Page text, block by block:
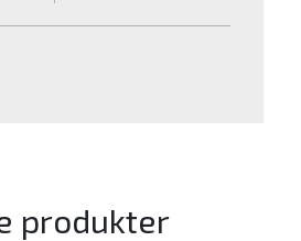
produkter